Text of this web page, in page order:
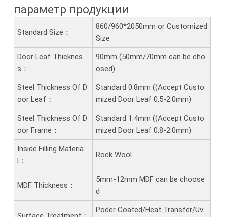
параметр продукции
Standard Size：
860/960*2050mm or Customized
Size
Door Leaf Thicknes
S：
90mm (50mm/70mm can be cho
osed)
Steel Thickness Of D
Oor Leaf：
Standard 0.8mm ((Accept Custo
mized Door Leaf 0.5-2.0mm)
Steel Thickness Of D
Oor Frame：
Standard 1.4mm ((Accept Custo
mized Door Leaf 0.8-2.0mm)
Inside Filling Materia
L：
Rock Wool
MDF Thickness：
5mm-12mm MDF can be choose
d
Poder Coated/Heat Transfer/Uv